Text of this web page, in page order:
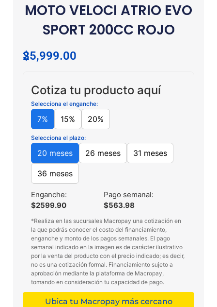
MOTO VELOCI ATRIO EVO
SPORT 200CC ROJO
$
25,999.00
Cotiza tu producto aquí
Selecciona el enganche:
7% 15% 20%
Selecciona el plazo:
20 meses 26 meses 31 meses
36 meses
Enganche:
$2599.90
Pago semanal:
$563.98
*Realiza en las sucursales Macropay una cotización en
la que podrás conocer el costo del financiamiento,
enganche y monto de los pagos semanales. El pago
semanal indicado en la imagen es de carácter ilustrativo
por la venta del producto con el precio indicado; es decir,
no es una cotización formal. Financiamiento sujeto a
aprobación mediante la plataforma de Macropay,
tomando en consideración tu capacidad de pago.
Ubica tu Macropay más cercano